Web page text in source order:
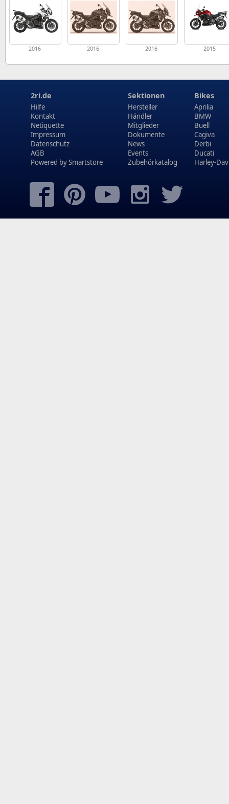
2016 2016 2016 2015
2ri.de
Hilfe
Kontakt
Netiquette
Impressum
Datenschutz
AGB
Powered bySmartstore
Sektionen
Hersteller
Händler
Mitglieder
Dokumente
News
Events
Zubehörkatalog
Bikes
Aprilia
BMW
Buell
Cagiva
Derbi
Ducati
Harley-